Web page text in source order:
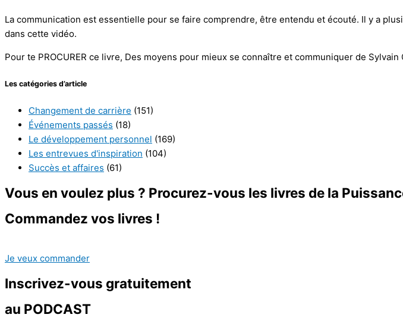
La communication est essentielle pour se faire comprendre, être entendu et écouté. Il y a
dans cette vidéo.
Pour te PROCURER ce livre, Des moyens pour mieux se connaître et communiquer de
Les catégories d’article
Changement de carrière (151)
Événements passés (18)
Le développement personnel (169)
Les entrevues d'inspiration (104)
Succès et affaires (61)
Vous en voulez plus ? Procurez-vous les livres de la
Commandez vos livres !
Je veux commander
Inscrivez-vous gratuitement
au PODCAST